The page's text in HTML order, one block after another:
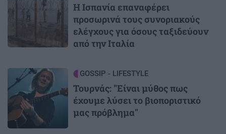
Η Ισπανία επαναφέρει
προσωρινά τους συνοριακούς
ελέγχους για όσους ταξιδεύουν
από την Ιταλία
Image GOSSIP - LIFESTYLE
Τουρνάς: "Είναι μύθος πως
έχουμε λύσει το βιοποριστικό
μας πρόβλημα"